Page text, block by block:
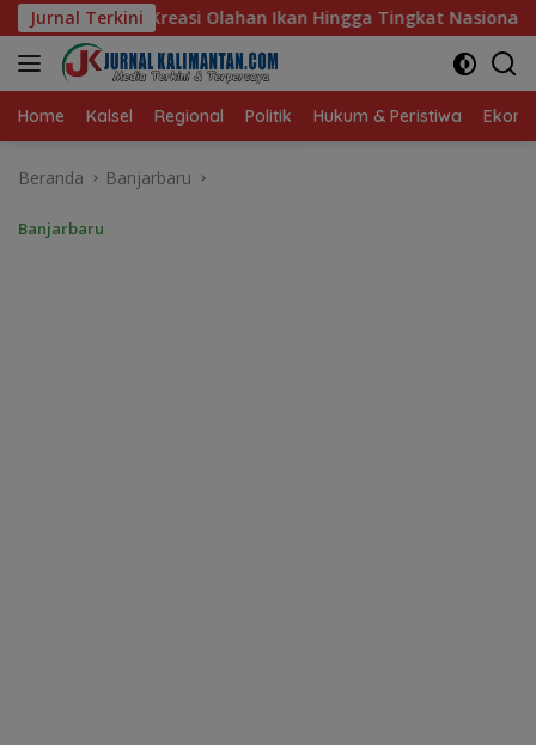
Langsung
ke
konten
Jurnal Terkini
Hingga Tingkat Nasional Pada Lomba Masak Serba Ikan
Home Kalsel Regional Politik Hukum & Peristiwa
Beranda Banjarbaru
Banjarbaru